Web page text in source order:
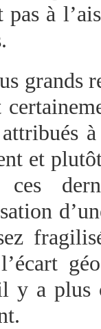
à
grands
et
ces
y a plus